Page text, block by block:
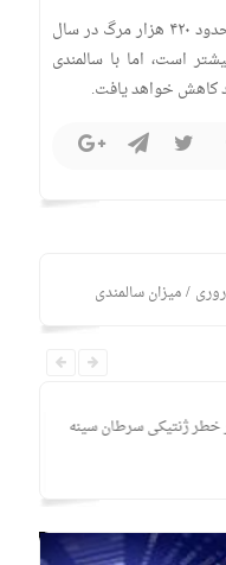
معاون بهداشت وزارت بهداشت افزود: حدود ۴۲۰ هزار مرگ در سال
تولد حدود ۵۰۰ هزار بیشتر است، اما با سالمندی
کاهش خواهد یافت.
/میزان سالمندی
خطر ژنتیکی سرطان سینه